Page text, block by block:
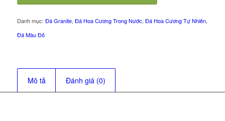
Danh mục: Đá Granite, Đá Hoa Cương Trong Nước, Đá Hoa Cương Tự Nhiên,
Đá Màu Đỏ
Mô tả Đánh giá (0)